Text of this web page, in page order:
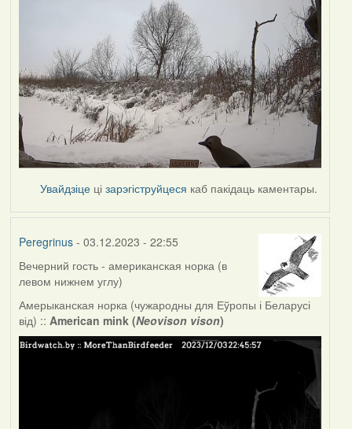
Увайдзіце цізарэгіструйцеся каб пакідаць каментары.
Peregrinus- 03.12.2023 - 22:55
Вечерний гость - американская норка (в
левом нижнем углу)
Амерыканская норка (чужародны для Еўропы і Беларусі
від) :: American mink (Neovison vison)